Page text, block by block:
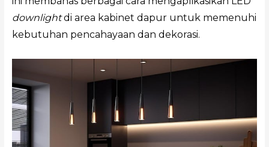
downlightdi area kabinet dapur untuk memenuhi
kebutuhan pencahayaan dan dekorasi.